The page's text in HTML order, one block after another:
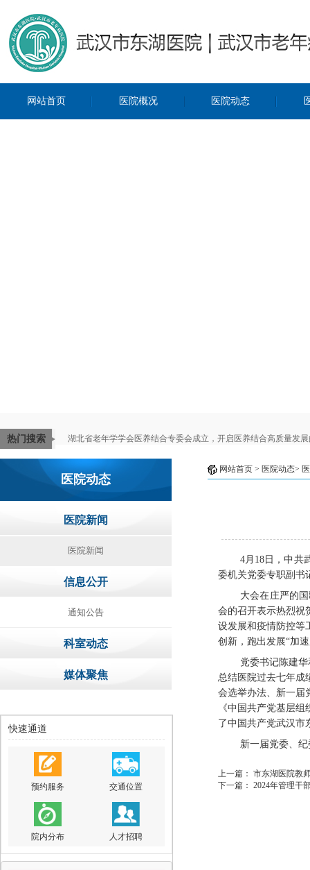
网站首页 医院概况 医院动态
热门搜索 湖北省老年学学会医养结合专委会成立，开启医养结合高质量发
医院动态
医院新闻
医院新闻
信息公开
通知公告
科室动态
媒体聚焦
快速通道
预约服务 交通位置
院内分布 人才招聘
网站首页 > 医院动态>
4月18 日，中共
委机关党委专职副书
大会在庄严的
会的召开表示热烈祝
设发展和疫情防控等
创新，跑出发展“加
党委书记陈建
总结医院过去七年成
会选举办法、新一届
《中国共产党基层
了中国共产党武汉市
新一届党委、
上一篇： 市东湖医院教
下一篇： 2024年管理干